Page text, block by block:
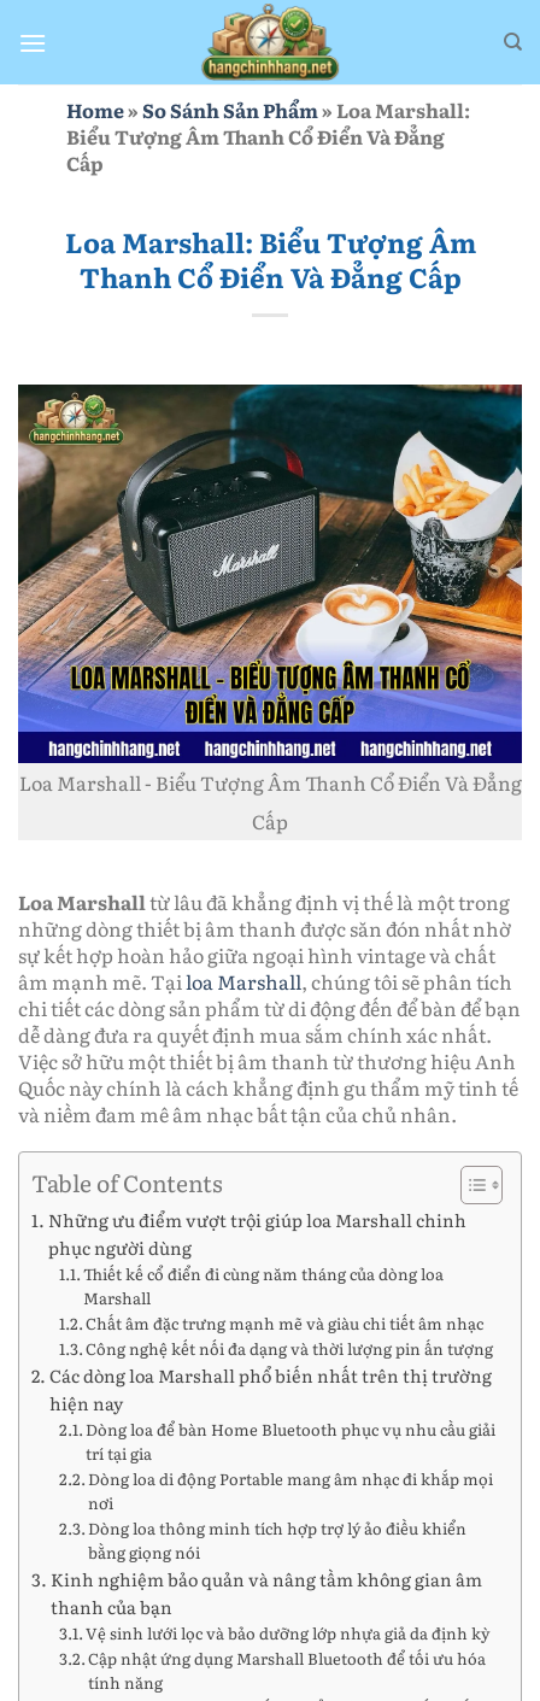
qua
Home»So Sánh Sản Phẩm»Loa Marshall:
Biểu Tượng Âm Thanh Cổ Điển Và Đẳng
Cấp
Loa Marshall: Biểu Tượng Âm
Thanh Cổ Điển Và Đẳng Cấp
Loa Marshall - Biểu Tượng Âm Thanh Cổ Điển Và Đẳng
Cấp
Loa Marshalltừ lâu đã khẳng định vị thế là một trong
những dòng thiết bị âm thanh được săn đón nhất nhờ
sự kết hợp hoàn hảo giữa ngoại hình vintage và chất
âm mạnh mẽ. Tạiloa Marshall, chúng tôi sẽ phân tích
chi tiết các dòng sản phẩm từ di động đến để bàn để bạn
dễ dàng đưa ra quyết định mua sắm chính xác nhất.
Việc sở hữu một thiết bị âm thanh từ thương hiệu Anh
Quốc này chính là cách khẳng định gu thẩm mỹ tinh tế
và niềm đam mê âm nhạc bất tận của chủ nhân.
Table of Contents
Những ưu điểm vượt trội giúp loa Marshall chinh
phục người dùng
Thiết kế cổ điển đi cùng năm tháng của dòng loa
Marshall
Chất âm đặc trưng mạnh mẽ và giàu chi tiết âm nhạc
Công nghệ kết nối đa dạng và thời lượng pin ấn tượng
Các dòng loa Marshall phổ biến nhất trên thị trường
hiện nay
Dòng loa để bàn Home Bluetooth phục vụ nhu cầu giải
trí tại gia
Dòng loa di động Portable mang âm nhạc đi khắp mọi
nơi
Dòng loa thông minh tích hợp trợ lý ảo điều khiển
bằng giọng nói
Kinh nghiệm bảo quản và nâng tầm không gian âm
thanh của bạn
Vệ sinh lưới lọc và bảo dưỡng lớp nhựa giả da định kỳ
Cập nhật ứng dụng Marshall Bluetooth để tối ưu hóa
tính năng